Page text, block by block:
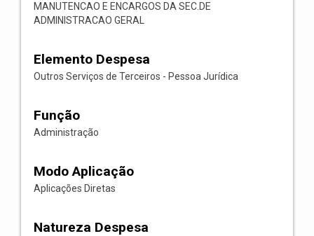
MANUTENCAO E ENCARGOS DA SEC.DE
ADMINISTRACAO GERAL
Elemento Despesa
Outros Serviços de Terceiros - Pessoa Jurídica
Função
Administração
Modo Aplicação
Aplicações Diretas
Natureza Despesa